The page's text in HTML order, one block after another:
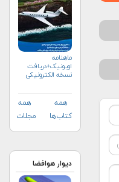
ماهنامه
اویونیک+دریافت
نسخه الکترونیکی
همه
کتاب‌ها
همه
مجلات
دیوار هوافضا